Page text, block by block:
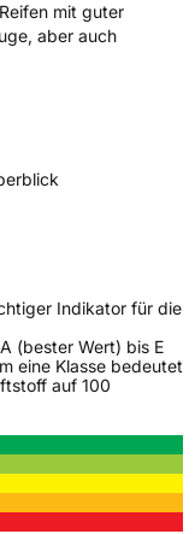
Westfalen
rubber.com
mit guter
aber auch
Indikator für die
(bester Wert) bis E
eine Klasse bedeutet
auf 100